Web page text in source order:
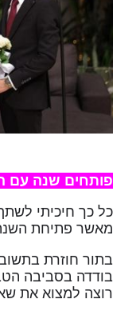
פותחים שנה עם
כל כך חיכיתי
מאשר פתיחת
בתור חוזרת
בודדה בסביבה
רוצה למצוא את